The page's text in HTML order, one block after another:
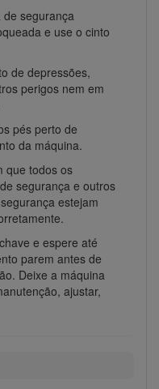
segurança
e use o cinto
de depressões,
perigos nem em
pés perto de
da máquina.
que todos os
segurança e outros
estejam
e espere até
parem antes de
Deixe a máquina
ajustar,